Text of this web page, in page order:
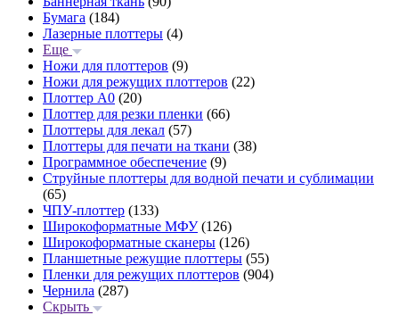
Бумага (184)
Лазерные плоттеры (4)
Еще
Ножи для плоттеров (9)
Ножи для режущих плоттеров (22)
Плоттер А0 (20)
Плоттер для резки пленки (66)
Плоттеры для лекал (57)
Плоттеры для печати на ткани (38)
Программное обеспечение (9)
Струйные плоттеры для водной печати и сублимации
(65)
ЧПУ-плоттер (133)
Широкоформатные МФУ(126)
Широкоформатные сканеры (126)
Планшетные режущие плоттеры (55)
Пленки для режущих плоттеров (904)
Чернила (287)
Скрыть